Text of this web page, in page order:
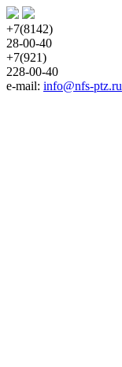
+7(8142)
28-00-40
+7(921)
228-00-40
e-mail: info@nfs-ptz.ru